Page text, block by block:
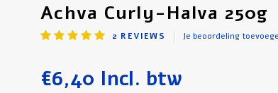
Achva Curly-Halva 250g
2 REVIEWS Je beoordeling
€6,40 Incl. btw